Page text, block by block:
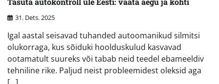
31. Dets. 2025
Igal aastal seisavad tuhanded autoomanikud silmitsi
olukorraga, kus sõiduki hoolduskulud kasvavad
ootamatult suureks või tabab neid teedel ebameeldiv
tehniline rike. Paljud neist probleemidest oleksid aga